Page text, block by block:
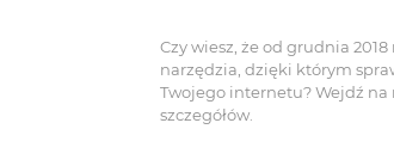
Czy wiesz, że od grudnia
narzędzia, dzięki którym
Twojego internetu? Wejdź na
szczegółów.